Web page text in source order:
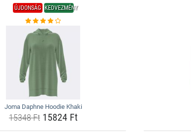
ÚJDONSÁG KEDVEZMÉNY
Joma Daphne Hoodie Khaki
15348 Ft15824 Ft